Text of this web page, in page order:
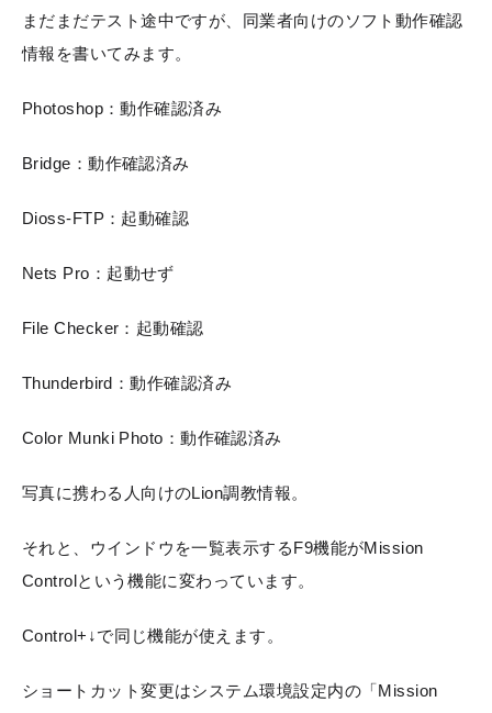
まだまだテスト途中ですが、同業者向けのソフト動作確認
情報を書いてみます。
Photoshop：動作確認済み
Bridge：動作確認済み
Dioss-FTP：起動確認
Nets Pro：起動せず
File Checker：起動確認
Thunderbird：動作確認済み
Color Munki Photo：動作確認済み
写真に携わる人向けのLion調教情報。
それと、ウインドウを一覧表示するF9機能がMission
Controlという機能に変わっています。
Control+↓で同じ機能が使えます。
ショートカット変更はシステム環境設定内の「Mission